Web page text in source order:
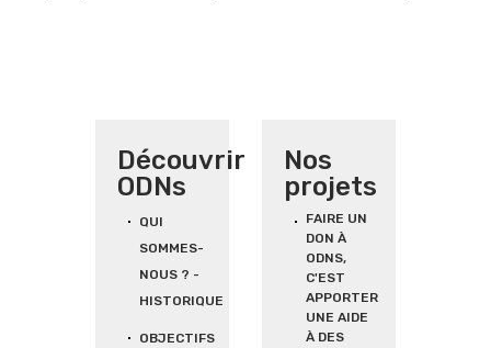
Découvrir
ODNs
QUI
SOMMES-
NOUS ? -
HISTORIQUE
OBJECTIFS
Nos
projets
FAIRE UN
DON À
ODNS,
C'EST
APPORTER
UNE AIDE
À DES